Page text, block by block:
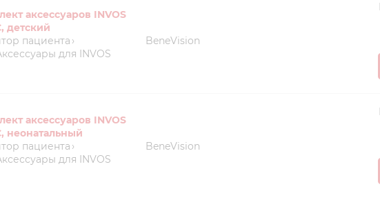
аксессуаров INVOS
детский
пациента ›
для INVOS
BeneVision
аксессуаров INVOS
неонатальный
пациента ›
для INVOS
BeneVision
на почту
ниже и мы
условия
пуста
товар в корзину
ниже и мы
условия